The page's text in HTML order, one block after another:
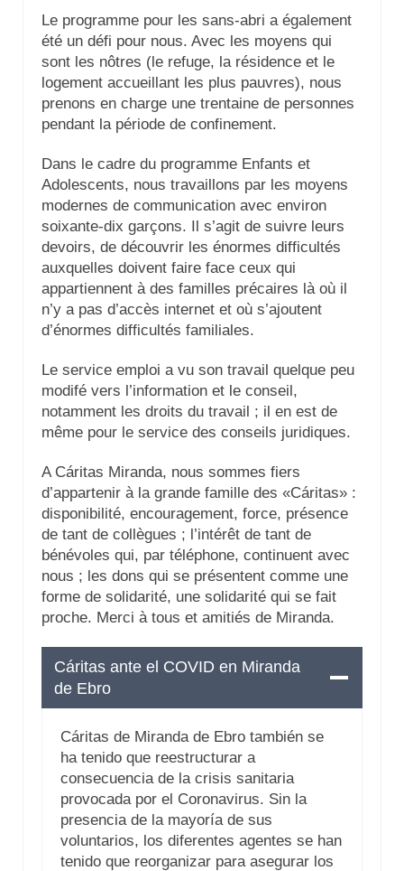
Le programme pour les sans-abri a également
été un défi pour nous. Avec les moyens qui
sont les nôtres (le refuge, la résidence et le
logement accueillant les plus pauvres), nous
prenons en charge une trentaine de personnes
pendant la période de confinement.
Dans le cadre du programme Enfants et
Adolescents, nous travaillons par les moyens
modernes de communication avec environ
soixante-dix garçons. Il s’agit de suivre leurs
devoirs, de découvrir les énormes difficultés
auxquelles doivent faire face ceux qui
appartiennent à des familles précaires là où il
n’y a pas d’accès internet et où s’ajoutent
d’énormes difficultés familiales.
Le service emploi a vu son travail quelque peu
modifé vers l’information et le conseil,
notamment les droits du travail ; il en est de
même pour le service des conseils juridiques.
A Cáritas Miranda, nous sommes fiers
d’appartenir à la grande famille des «Cáritas» :
disponibilité, encouragement, force, présence
de tant de collègues ; l’intérêt de tant de
bénévoles qui, par téléphone, continuent avec
nous ; les dons qui se présentent comme une
forme de solidarité, une solidarité qui se fait
proche. Merci à tous et amitiés de Miranda.
Cáritas ante el COVID en Miranda
de Ebro
Cáritas de Miranda de Ebro también se
ha tenido que reestructurar a
consecuencia de la crisis sanitaria
provocada por el Coronavirus. Sin la
presencia de la mayoría de sus
voluntarios, los diferentes agentes se han
tenido que reorganizar para asegurar los